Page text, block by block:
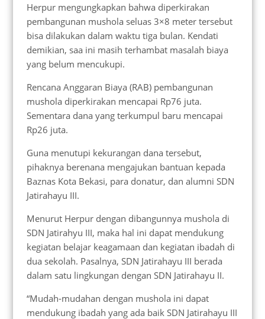
Herpur mengungkapkan bahwa diperkirakan
pembangunan mushola seluas 3×8 meter tersebut
bisa dilakukan dalam waktu tiga bulan. Kendati
demikian, saa ini masih terhambat masalah biaya
yang belum mencukupi.
Rencana Anggaran Biaya (RAB) pembangunan
mushola diperkirakan mencapai Rp76 juta.
Sementara dana yang terkumpul baru mencapai
Rp26 juta.
Guna menutupi kekurangan dana tersebut,
pihaknya berenana mengajukan bantuan kepada
Baznas Kota Bekasi, para donatur, dan alumni SDN
Jatirahayu III.
Menurut Herpur dengan dibangunnya mushola di
SDN Jatirahyu III, maka hal ini dapat mendukung
kegiatan belajar keagamaan dan kegiatan ibadah di
dua sekolah. Pasalnya, SDN Jatirahayu III berada
dalam satu lingkungan dengan SDN Jatirahayu II.
“Mudah-mudahan dengan mushola ini dapat
mendukung ibadah yang ada baik SDN Jatirahayu III